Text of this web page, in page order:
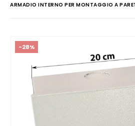
ARMADIO INTERNO PER MONTAGGIO A
-28%